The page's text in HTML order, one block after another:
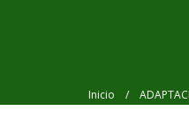
Inicio /